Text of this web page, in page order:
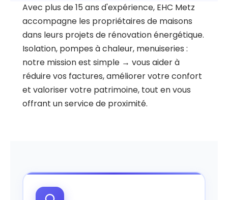
Avec plus de 15 ans d'expérience, EHC Metz
accompagne les propriétaires de maisons
dans leurs projets de rénovation énergétique.
Isolation, pompes à chaleur, menuiseries :
notre mission est simple → vous aider à
réduire vos factures, améliorer votre confort
et valoriser votre patrimoine, tout en vous
offrant un service de proximité.